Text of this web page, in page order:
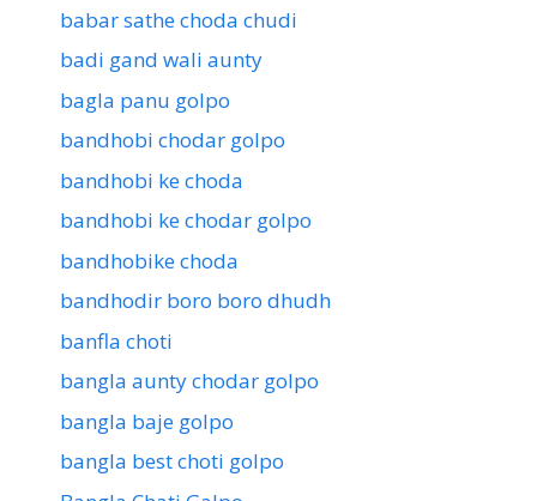
babar sathe choda chudi
badi gand wali aunty
bagla panu golpo
bandhobi chodar golpo
bandhobi ke choda
bandhobi ke chodar golpo
bandhobike choda
bandhodir boro boro dhudh
banfla choti
bangla aunty chodar golpo
bangla baje golpo
bangla best choti golpo